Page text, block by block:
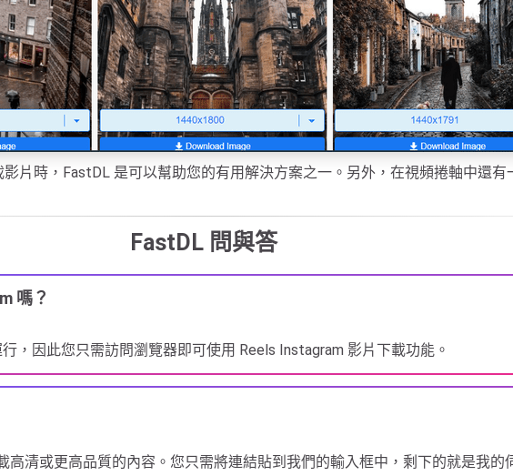
片時，FastDL 是可以幫助您的有用解決方案之一。另外，在視頻捲軸中還
FastDL 問與答
嗎？
，因此您只需訪問瀏覽器即可使用 Reels Instagram 影片下載功能。
清或更高品質的內容。您只需將連結貼到我們的輸入框中，剩下的就是我的